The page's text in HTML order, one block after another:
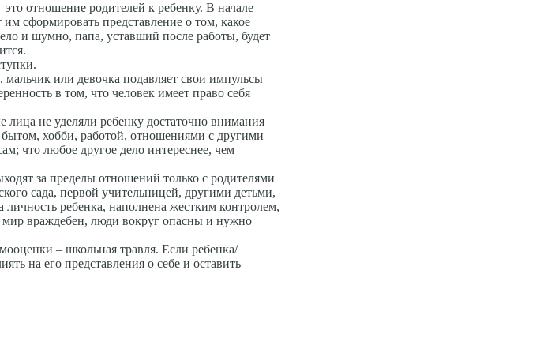
отношение родителей к ребенку. В начале
сформировать представление о том, какое
и шумно, папа, уставший после работы, будет
или девочка подавляет свои импульсы
в том, что человек имеет право себя
не уделяли ребенку достаточно внимания
хобби, работой, отношениями с другими
что любое другое дело интереснее, чем
за пределы отношений только с родителями
сада, первой учительницей, другими детьми,
ребенка, наполнена жестким контролем,
мир враждебен, люди вокруг опасны и нужно
– школьная травля. Если ребенка/
на его представления о себе и оставить